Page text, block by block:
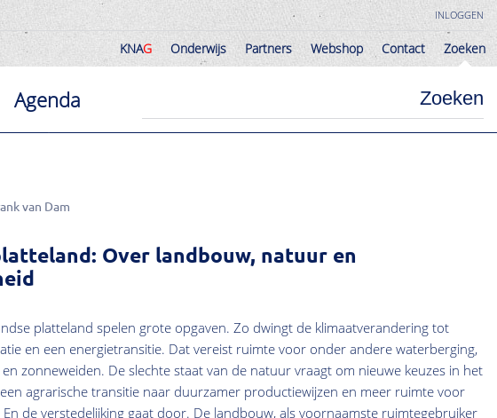
INLOGGEN
KNAG Onderwijs Partners Webshop Contact Zoeken
Agenda
van Dam
Over landbouw, natuur en
platteland spelen grote opgaven. Zo dwingt de klimaatverandering tot
en een energietransitie. Dat vereist ruimte voor onder andere waterberging,
zonneweiden. De slechte staat van de natuur vraagt om nieuwe keuzes in het
agrarische transitie naar duurzamer productiewijzen en meer ruimte voor
de verstedelijking gaat door. De landbouw, als voornaamste ruimtegebruiker